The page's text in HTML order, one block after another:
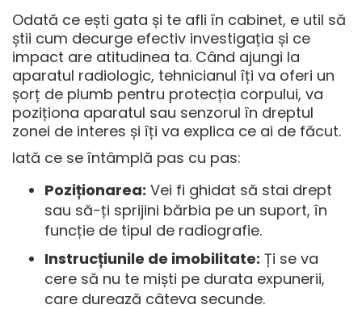
Odată ce ești gata și te afli în cabinet, e util să
știi cum decurge efectiv investigația și ce
impact are atitudinea ta. Când ajungi la
aparatul radiologic, tehnicianul îți va oferi un
șorț de plumb pentru protecția corpului, va
poziționa aparatul sau senzorul în dreptul
zonei de interes și îți va explica ce ai de făcut.
Iată ce se întâmplă pas cu pas:
Poziționarea: Vei fi ghidat să stai drept
sau să-ți sprijini bărbia pe un suport, în
funcție de tipul de radiografie.
Instrucțiunile de imobilitate: Ți se va
cere să nu te miști pe durata expunerii,
care durează câteva secunde.